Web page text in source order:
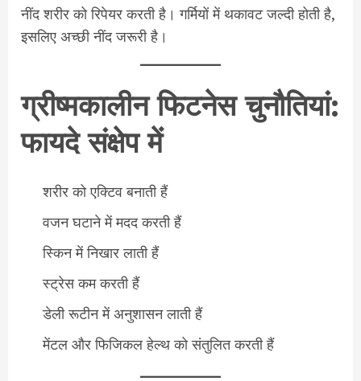
नींद शरीर को रिपेयर करती है। गर्मियों में थकावट जल्दी होती है,
इसलिए अच्छी नींद जरूरी है।
ग्रीष्मकालीन फिटनेस चुनौतियां:
फायदे संक्षेप में
शरीर को एक्टिव बनाती हैं
वजन घटाने में मदद करती हैं
स्किन में निखार लाती हैं
स्ट्रेस कम करती हैं
डेली रूटीन में अनुशासन लाती हैं
मेंटल और फिजिकल हेल्थ को संतुलित करती हैं